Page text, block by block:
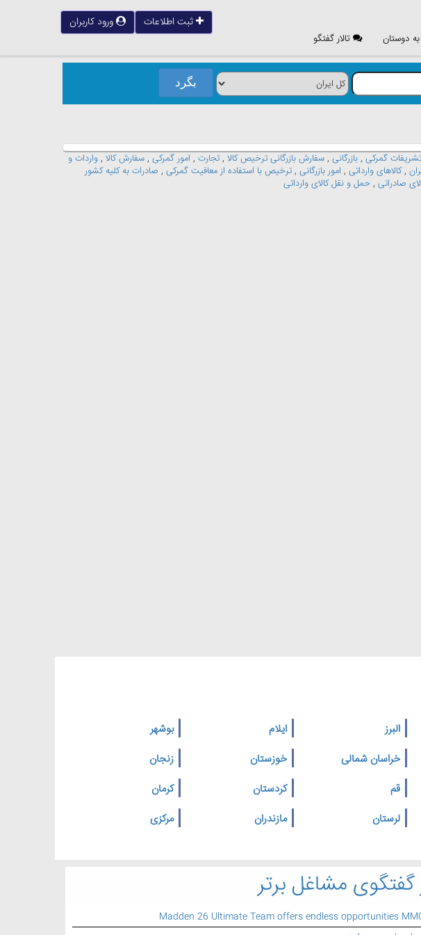
دوستان تالار گفتگو
ثبت اطلاعات ورود کاربران
تشریفات گمرکی , بازرگانی , سفارش بازرگانی ترخیص کالا , تجارت , امور گمرکی , سفارش کالا , واردات و
,کالاهای وارداتی , امور بازرگانی , ترخیص با استفاده از معافیت گمرکی , صادرات به کلیه کشور
صادراتی , حمل و نقل کالای وارداتی
البرز ایلام
بوشهر
خراسان شمالی خوزستان
زنجان
قم کردستان
کرمان
لرستان مازندران
مرکزی
گفتگوی مشاغل برتر
Madden 26 Ultimate Team offers endless opportunities